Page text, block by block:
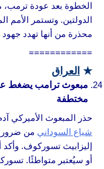
الخطوة بعد عودة ترمب،
الدولتين. وتستمر الأمم
محذرة من أنها تهدد جهود
============
★ العراق
مبعوث ترامب يضغط
مختطفة
حذر المبعوث الأميركي
شياع السوداني من ضرورة
إليزابيث تسوركوف.
أو سيُعتبر متواطئًا.